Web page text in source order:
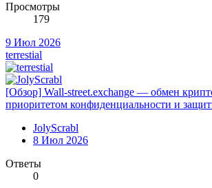
Просмотры
179
9 Июл 2026
terrestial
[Обзор] Wall-street.exchange — обмен
приоритетом конфиденциальности и
JolyScrabl
8 Июл 2026
Ответы
0